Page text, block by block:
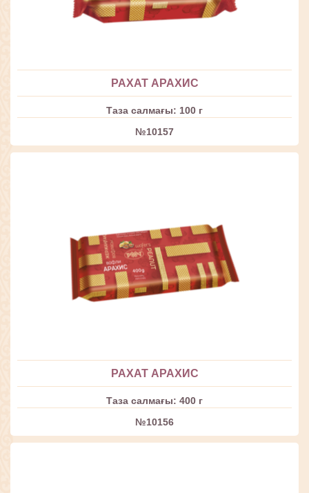
РАХАТ АРАХИС
Таза салмағы: 100 г
№10157
РАХАТ АРАХИС
Таза салмағы: 400 г
№10156